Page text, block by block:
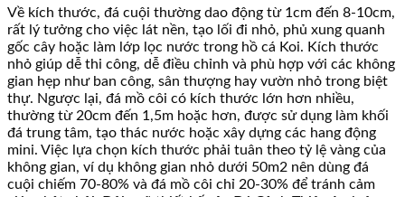
Về kích thước, đá cuội thường dao động từ 1cm đến 8-10cm,
rất lý tưởng cho việc lát nền, tạo lối đi nhỏ, phủ xung quanh
gốc cây hoặc làm lớp lọc nước trong hồ cá Koi. Kích thước
nhỏ giúp dễ thi công, dễ điều chỉnh và phù hợp với các không
gian hẹp như ban công, sân thượng hay vườn nhỏ trong biệt
thự. Ngược lại, đá mồ côi có kích thước lớn hơn nhiều,
thường từ 20cm đến 1,5m hoặc hơn, được sử dụng làm khối
đá trung tâm, tạo thác nước hoặc xây dựng các hang động
mini. Việc lựa chọn kích thước phải tuân theo tỷ lệ vàng của
không gian, ví dụ không gian nhỏ dưới 50m2 nên dùng đá
cuội chiếm 70-80% và đá mồ côi chỉ 20-30% để tránh cảm